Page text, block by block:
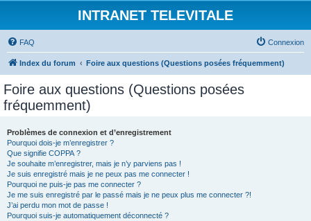
INTRANET TELEVITALE
FAQ Connexion
Index du forum Foire aux questions (Questions posées fréquemment)
Foire aux questions (Questions posées
fréquemment)
Problèmes de connexion et d’enregistrement
Pourquoi dois-je m’enregistrer ?
Que signifie COPPA ?
Je souhaite m’enregistrer, mais je n’y parviens pas !
Je suis enregistré mais je ne peux pas me connecter !
Pourquoi ne puis-je pas me connecter ?
Je me suis enregistré par le passé mais je ne peux plus me connecter ?!
J’ai perdu mon mot de passe !
Pourquoi suis-je automatiquement déconnecté ?